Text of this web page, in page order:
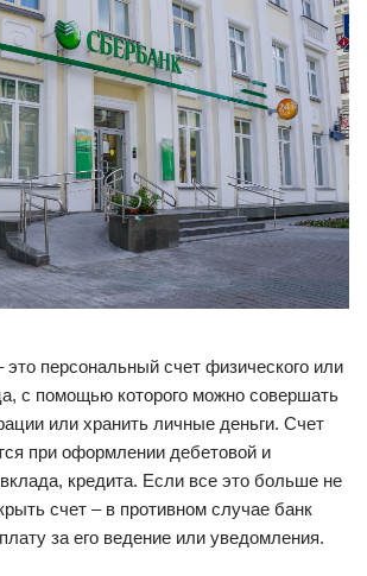
это персональный счет физического или
с помощью которого можно совершать
или хранить личные деньги. Счет
при оформлении дебетовой и
кредита. Если все это больше не
счет – в противном случае банк
за его ведение или уведомления.